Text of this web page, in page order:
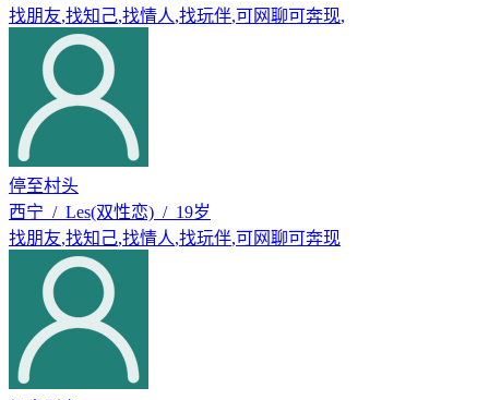
找朋友,找知己,找情人,找玩伴,可网聊可奔现,
停至村头
西宁 / Les(双性恋) / 19岁
找朋友,找知己,找情人,找玩伴,可网聊可奔现